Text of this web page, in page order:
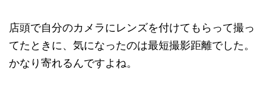
店頭で自分のカメラにレンズを付けてもらって撮っ
てたときに、気になったのは最短撮影距離でした。
かなり寄れるんですよね。